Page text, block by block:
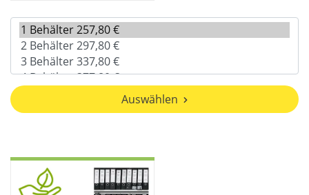
Auswählen